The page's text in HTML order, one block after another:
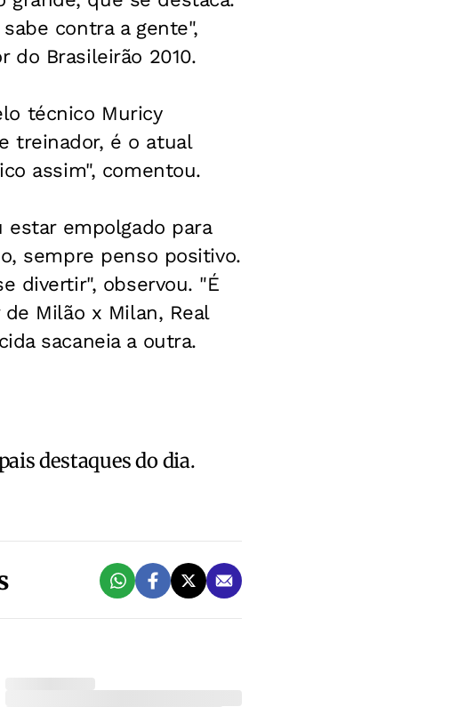
contra a gente",
do Brasileirão 2010.
técnico Muricy
treinador, é o atual
assim", comentou.
estar empolgado para
sempre penso positivo.
divertir", observou. "É
Milão x Milan, Real
sacaneia a outra.
destaques do dia.